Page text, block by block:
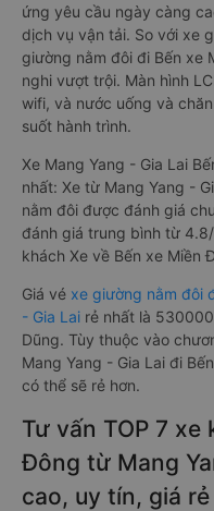
ứng yêu cầu ngày càng
dịch vụ vận tải. So với xe
giường nằm đôi đi Bến xe
nghi vượt trội. Màn hình
wifi, và nước uống và
suốt hành trình.
Xe Mang Yang - Gia Lai
nhất: Xe từ Mang Yang -
nằm đôi được đánh giá
đánh giá trung bình từ
khách Xe về Bến xe Miền
Giá vé xe giường nằm đôi
- Gia Lai rẻ nhất là
Dũng. Tùy thuộc vào
Mang Yang - Gia Lai đi
có thể sẽ rẻ hơn.
Tư vấn TOP 7 xe
Đông từ Mang
cao, uy tín, giá